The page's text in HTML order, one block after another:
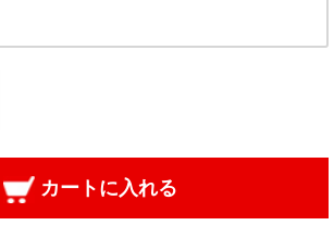
カートに入れる